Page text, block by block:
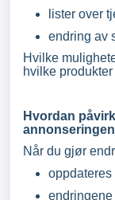
lister over
endring av
Hvilke
hvilke
Hvordan
Når du gjør
endringene